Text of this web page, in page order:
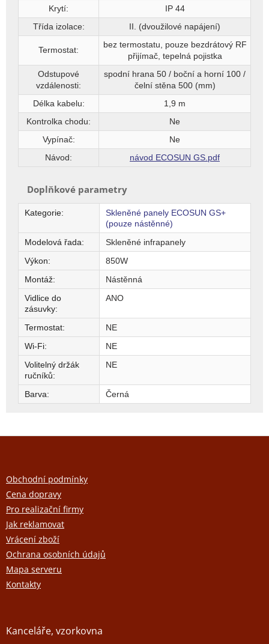
Krytí:
IP 44
Třída izolace:
II. (dvoužilové napájení)
Termostat:
bez termostatu, pouze bezdrátový RF
přijímač, tepelná pojistka
Odstupové
vzdálenosti:
spodní hrana 50 / boční a horní 100 /
čelní stěna 500 (mm)
Délka kabelu:
1,9 m
Kontrolka chodu:
Ne
Vypínač:
Ne
Návod:
návod ECOSUN GS.pdf
Doplňkové parametry
Kategorie:
Skleněné panely ECOSUN GS+
(pouze nástěnné)
Modelová řada:
Skleněné infrapanely
Výkon:
850W
Montáž:
Nástěnná
Vidlice do
zásuvky:
ANO
Termostat:
NE
Wi-Fi:
NE
Volitelný držák
ručníků:
NE
Barva: Černá
Z
aObchodní podmínky
Cena dopravy
Pro realizační firmy
Jak reklamovat
Vrácení zboží
Ochrana osobních údajů
Mapa serveru
Kontakty
Kanceláře, vzorkovna